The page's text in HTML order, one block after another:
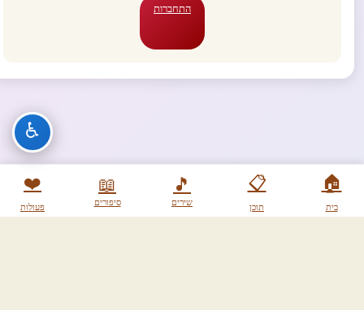
🏠
בית
📋
תוכן
🎵
שירים
📖
סיפורים
❤️
פעולות
התחברות
♿